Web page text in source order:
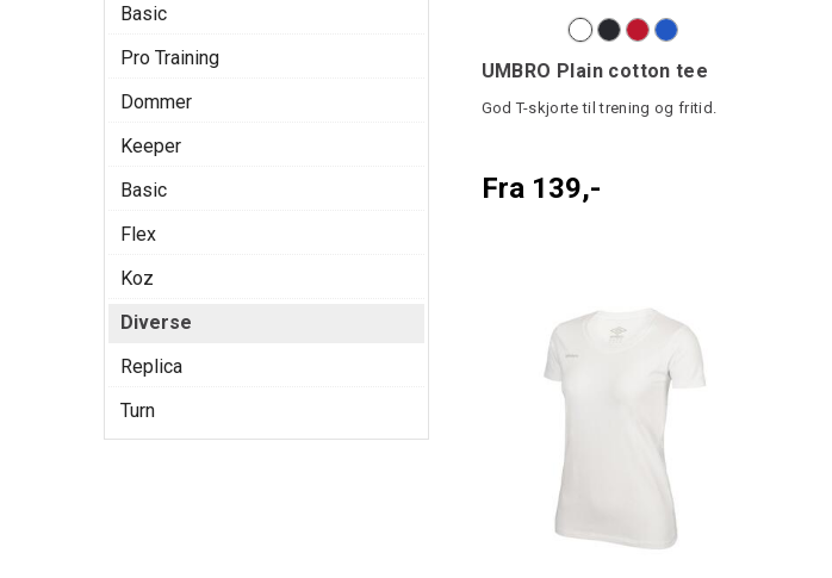
Basic
Pro Training
Dommer
Keeper
Basic
Flex
Koz
Diverse
Replica
Turn
UMBRO Plain cotton tee
God T-skjorte til trening og fritid.
Fra 139,-